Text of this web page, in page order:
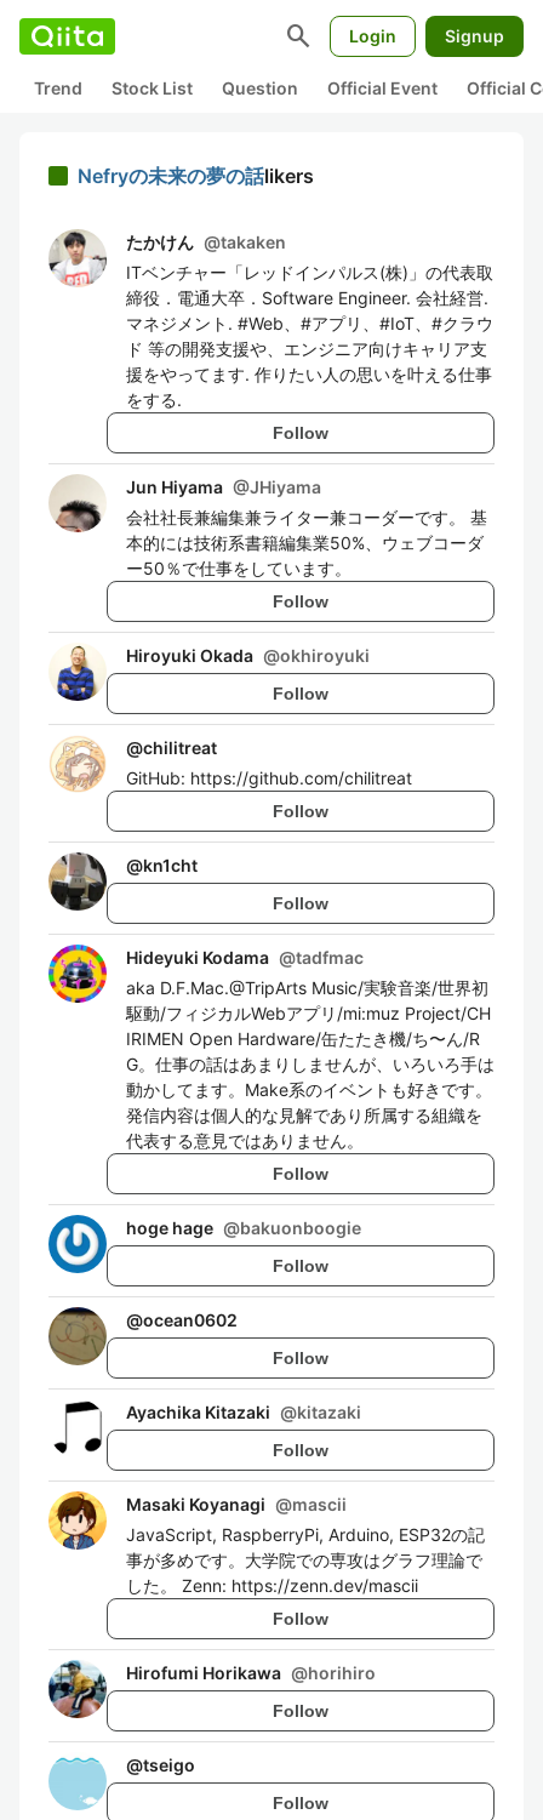
search Login Signup
Trend Stock List Question Official Event Official
Nefryの未来の夢の話likers
たかけん @takaken
ITベンチャー「レッドインパルス(株)」の代表取
締役．電通大卒．Software Engineer. 会社経営.
マネジメント. #Web、#アプリ、#IoT、#クラウ
ド 等の開発支援や、エンジニア向けキャリア支
援をやってます. 作りたい人の思いを叶える仕事
をする.
Follow
Jun Hiyama @JHiyama
会社社長兼編集兼ライター兼コーダーです。 基
本的には技術系書籍編集業50%、ウェブコーダ
ー50％で仕事をしています。
Follow
Hiroyuki Okada @okhiroyuki
Follow
@chilitreat
GitHub: https://github.com/chilitreat
Follow
@kn1cht
Follow
Hideyuki Kodama @tadfmac
aka D.F.Mac.@TripArts Music/実験音楽/世界初
駆動/フィジカルWebアプリ/mi:muz Project/CH
IRIMEN Open Hardware/缶たたき機/ち〜ん/R
G。仕事の話はあまりしませんが、いろいろ手は
動かしてます。Make系のイベントも好きです。
発信内容は個人的な見解であり所属する組織を
代表する意見ではありません。
Follow
hoge hage @bakuonboogie
Follow
@ocean0602
Follow
Ayachika Kitazaki @kitazaki
Follow
Masaki Koyanagi @mascii
JavaScript, RaspberryPi, Arduino, ESP32の記
事が多めです。大学院での専攻はグラフ理論で
した。 Zenn: https://zenn.dev/mascii
Follow
Hirofumi Horikawa @horihiro
Follow
@tseigo
Follow